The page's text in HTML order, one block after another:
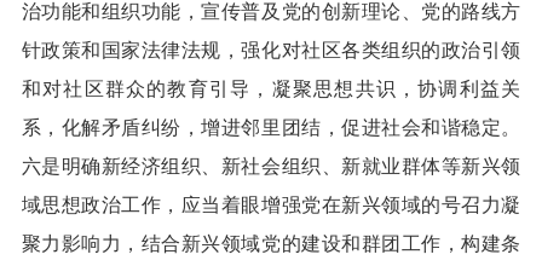
治功能和组织功能，宣传普及党的创新理论、党的路线方
针政策和国家法律法规，强化对社区各类组织的政治引领
和对社区群众的教育引导，凝聚思想共识，协调利益关
系，化解矛盾纠纷，增进邻里团结，促进社会和谐稳定。
六是明确新经济组织、新社会组织、新就业群体等新兴领
域思想政治工作，应当着眼增强党在新兴领域的号召力凝
聚力影响力，结合新兴领域党的建设和群团工作，构建条